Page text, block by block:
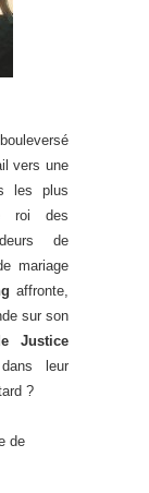
vers une
les plus
roi des
de
mariage
affronte,
sur son
Justice
leur
?
de